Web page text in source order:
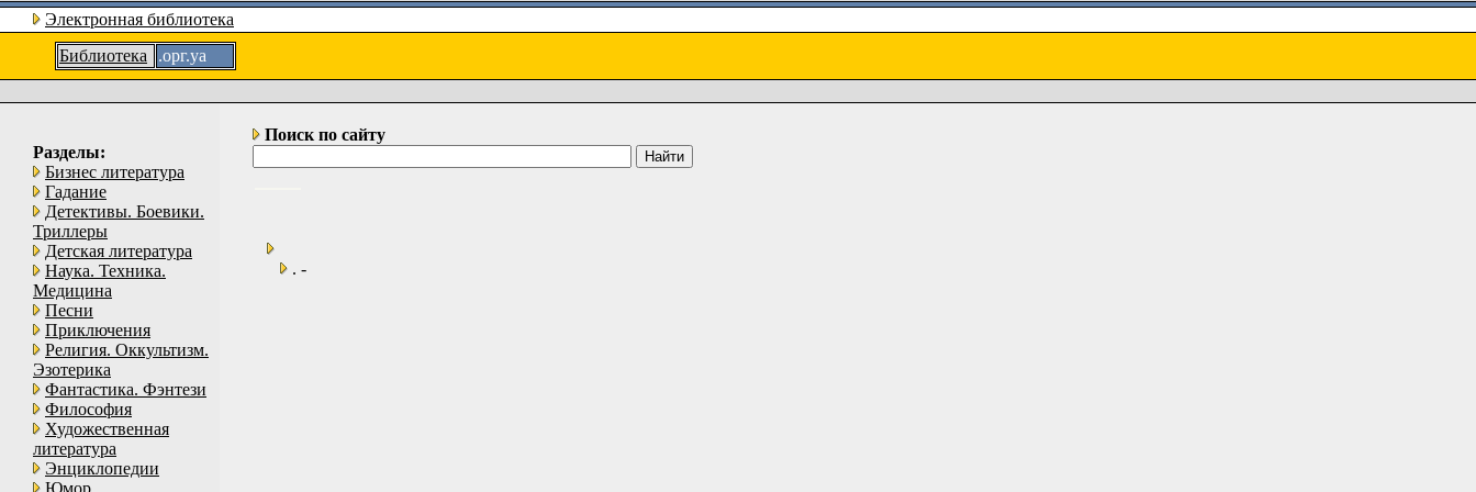
Электронная библиотека
Библиотека
.орг.уа
Разделы:
Бизнес литература
Гадание
Детективы. Боевики.
Триллеры
Детская литература
Наука. Техника.
Медицина
Песни
Приключения
Религия. Оккультизм.
Эзотерика
Фантастика. Фэнтези
Философия
Художественная
литература
Энциклопедии
Юмор
Поиск по сайту
. -